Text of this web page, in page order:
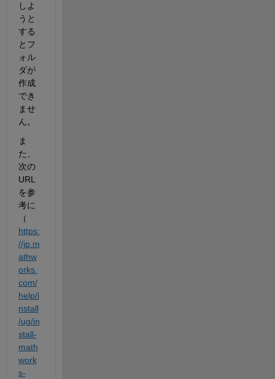
しよ
うと
する
とフ
ォル
ダが
作成
でき
ませ
ん。
ま
た、
次の
URL
を参
考に
（
https:
//jp.m
athw
orks.
com/
help/i
nstall
/ug/in
stall-
math
work
s-